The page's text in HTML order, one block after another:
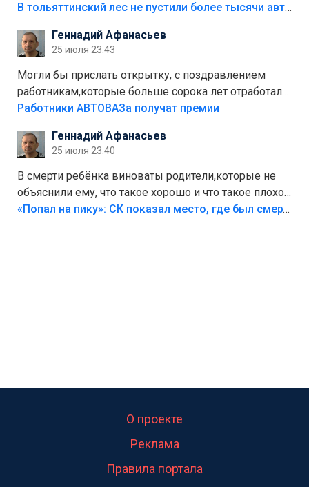
костры,тех надо безбожно штрафовать.Камер полно
Штрафы мизерные.
В тольяттинский лес не пустили более тысячи автомобилей
Геннадий Афанасьев
25 июля 23:43
Могли бы прислать открытку, с поздравлением
работникам,которые больше сорока лет отработали
на предприятии.
Работники АВТОВАЗа получат премии
Геннадий Афанасьев
25 июля 23:40
В смерти ребёнка виноваты родители,которые не
объяснили ему, что такое хорошо и что такое плохо!
Лезть через такой забор,верх безумия,есть же
«Попал на пику»: СК показал место, где был смертельно травмирован ребенок в Тольятти
О проекте
Реклама
Правила портала